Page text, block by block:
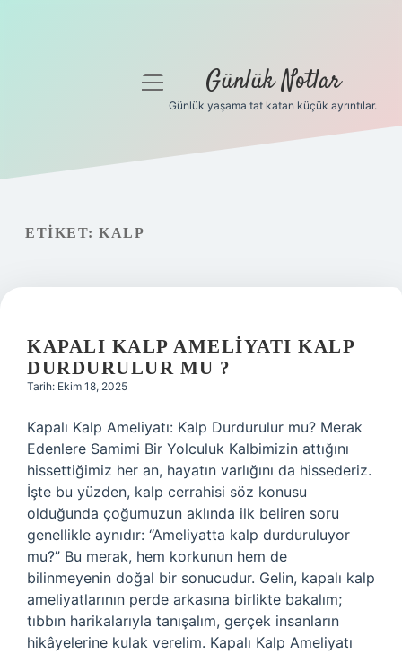
Gizlilik Politikası
menüyü
Günlük Notlar
Günlük yaşama tat katan küçük ayrıntılar.
ETIKET: KALP
KAPALI KALP AMELIYATI KALP
DURDURULUR MU ?
Tarih: Ekim 18, 2025
Kapalı Kalp Ameliyatı: Kalp Durdurulur mu? Merak
Edenlere Samimi Bir Yolculuk Kalbimizin attığını
hissettiğimiz her an, hayatın varlığını da hissederiz.
İşte bu yüzden, kalp cerrahisi söz konusu
olduğunda çoğumuzun aklında ilk beliren soru
genellikle aynıdır: “Ameliyatta kalp durduruluyor
mu?” Bu merak, hem korkunun hem de
bilinmeyenin doğal bir sonucudur. Gelin, kapalı kalp
ameliyatlarının perde arkasına birlikte bakalım;
tıbbın harikalarıyla tanışalım, gerçek insanların
hikâyelerine kulak verelim. Kapalı Kalp Ameliyatı